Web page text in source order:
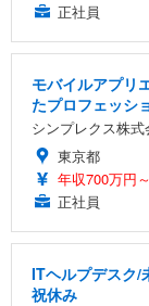
正社員
モバイルアプリ
たプロフェッシ
シンプレクス株式
東京都
年収700万円
正社員
ITヘルプデスク/
祝休み